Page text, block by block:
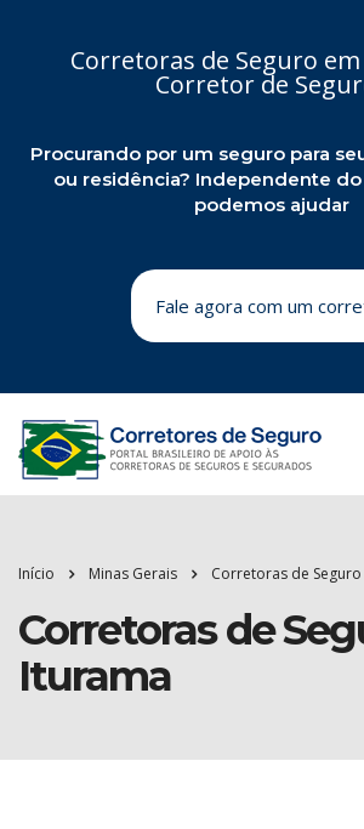
Corretoras de Seguro
Corretor de
Procurando por um seguro para
ou residência? Independente do
podemos ajudar
Fale agora com um
Início Minas Gerais Corretoras de
Corretoras de
Iturama